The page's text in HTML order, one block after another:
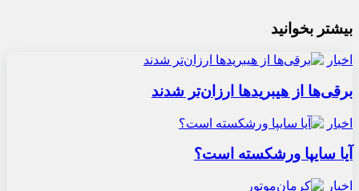
بیشتر بخوانید
اخبار
برقی‌ها از هیبریدها ارزان‌تر شدند
اخبار
آیا سایپا ورشکسته است؟
اخبار